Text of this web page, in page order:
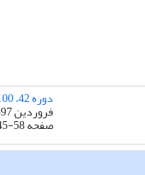
دوره 42، 100-101
فروردین 1397
صفحه58